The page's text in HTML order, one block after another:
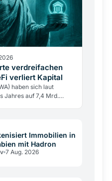
verdreifachen
verliert Kapital
haben sich laut
Jahres auf 7,4 Mrd.
Immobilien in
mit Hadron
7 Aug. 2026